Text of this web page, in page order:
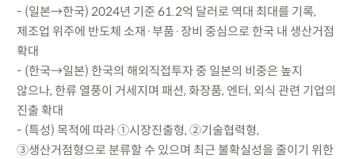
- (일본→한국) 2024년 기준 61.2억 달러로 역대 최대를 기록,
제조업 위주에 반도체 소재·부품·장비 중심으로 한국 내 생산거점
확대
- (한국→일본) 한국의 해외직접투자 중 일본의 비중은 높지
않으나, 한류 열풍이 거세지며 패션, 화장품, 엔터, 외식 관련 기업의
진출 확대
- (특성) 목적에 따라 ①시장진출형, ②기술협력형,
③생산거점형으로 분류할 수 있으며 최근 불확실성을 줄이기 위한